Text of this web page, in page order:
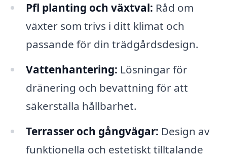
Pfl planting och växtval: Råd om
växter som trivs i ditt klimat och
passande för din trädgårdsdesign.
Vattenhantering: Lösningar för
dränering och bevattning för att
säkerställa hållbarhet.
Terrasser och gångvägar: Design av
funktionella och estetiskt tilltalande